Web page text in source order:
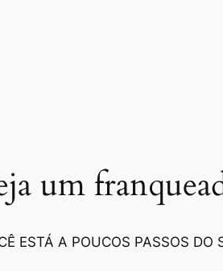
um
ESTÁ A POUCOS PASSOS DO